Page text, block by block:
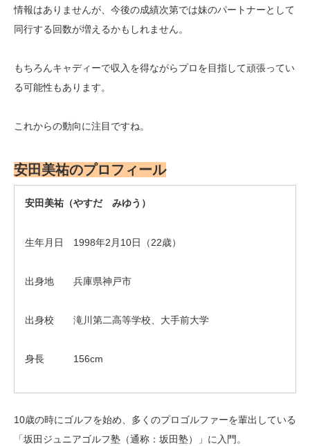
情報はありませんが、今後の成績次第では妹のパートナーとして
同行する回数が増えるかもしれません。
もちろんキャディーで収入を得ながらプロを目指して頑張ってい
る可能性もあります。
これからの動向に注目ですね。
安田美祐のプロフィール
安田美祐（やすだ みゆう）
生年月日 1998年2月10日（22歳）
出身地 兵庫県神戸市
出身校 滝川第二高等学校、大手前大学
身長 156cm
10歳の時にゴルフを始め、多くのプロゴルファーを輩出している
「坂田ジュニアゴルフ塾（通称：坂田塾）」に入門。